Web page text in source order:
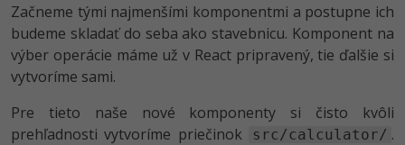
Začneme tými najmenšími komponentmi a postupne ich
budeme skladať do seba ako stavebnicu. Komponent na
výber operácie máme už v React pripravený, tie ďalšie si
vytvoríme sami.
Pre tieto naše nové komponenty si čisto kvôli
prehľadnosti vytvoríme priečinok
src/calculator/ .